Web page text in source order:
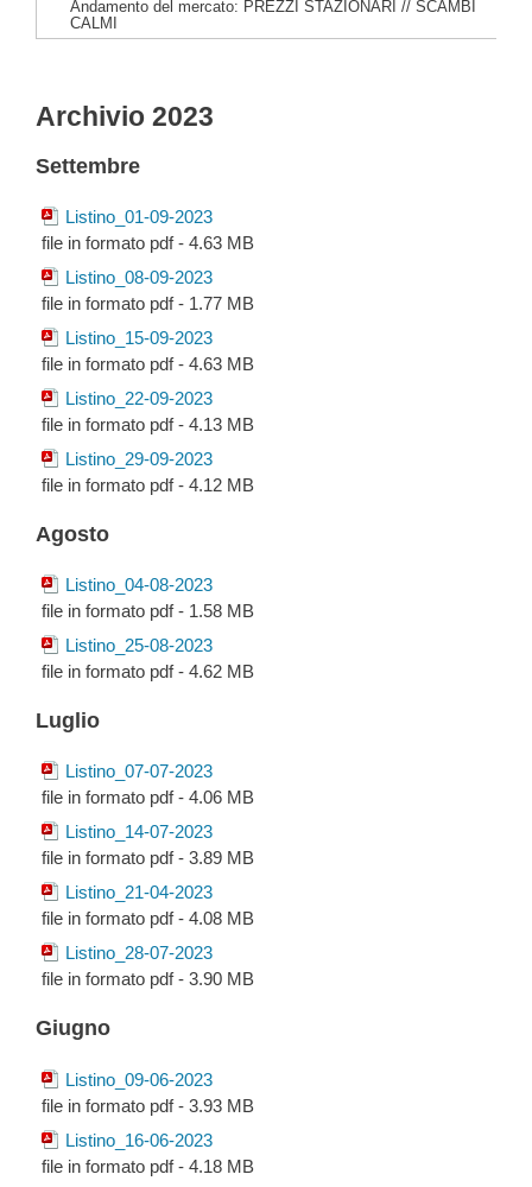
Andamento del mercato: PREZZI STAZIONARI // SCAMBI
CALMI
Archivio 2023
Settembre
Listino_01-09-2023
file in formato pdf - 4.63 MB
Listino_08-09-2023
file in formato pdf - 1.77 MB
Listino_15-09-2023
file in formato pdf - 4.63 MB
Listino_22-09-2023
file in formato pdf - 4.13 MB
Listino_29-09-2023
file in formato pdf - 4.12 MB
Agosto
Listino_04-08-2023
file in formato pdf - 1.58 MB
Listino_25-08-2023
file in formato pdf - 4.62 MB
Luglio
Listino_07-07-2023
file in formato pdf - 4.06 MB
Listino_14-07-2023
file in formato pdf - 3.89 MB
Listino_21-04-2023
file in formato pdf - 4.08 MB
Listino_28-07-2023
file in formato pdf - 3.90 MB
Giugno
Listino_09-06-2023
file in formato pdf - 3.93 MB
Listino_16-06-2023
file in formato pdf - 4.18 MB